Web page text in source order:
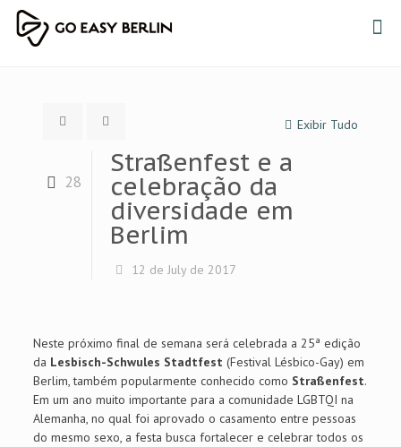
Exibir Tudo
28
Straßenfest e a
celebração da
diversidade em
Berlim
12 de July de 2017
Neste próximo final de semana será celebrada a 25ª edição
da Lesbisch-Schwules Stadtfest (Festival Lésbico-Gay) em
Berlim, também popularmente conhecido como Straßenfest.
Em um ano muito importante para a comunidade LGBTQI na
Alemanha, no qual foi aprovado o casamento entre pessoas
do mesmo sexo, a festa busca fortalecer e celebrar todos os